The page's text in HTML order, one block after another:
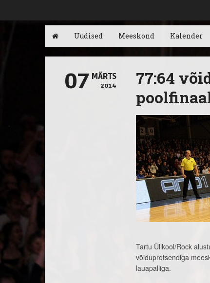
Uudised Meeskond Kalender
07 MÄRTS
2014
77:64
Tartu Ülikool/Rock
võiduprotsendiga
lauapalliga.